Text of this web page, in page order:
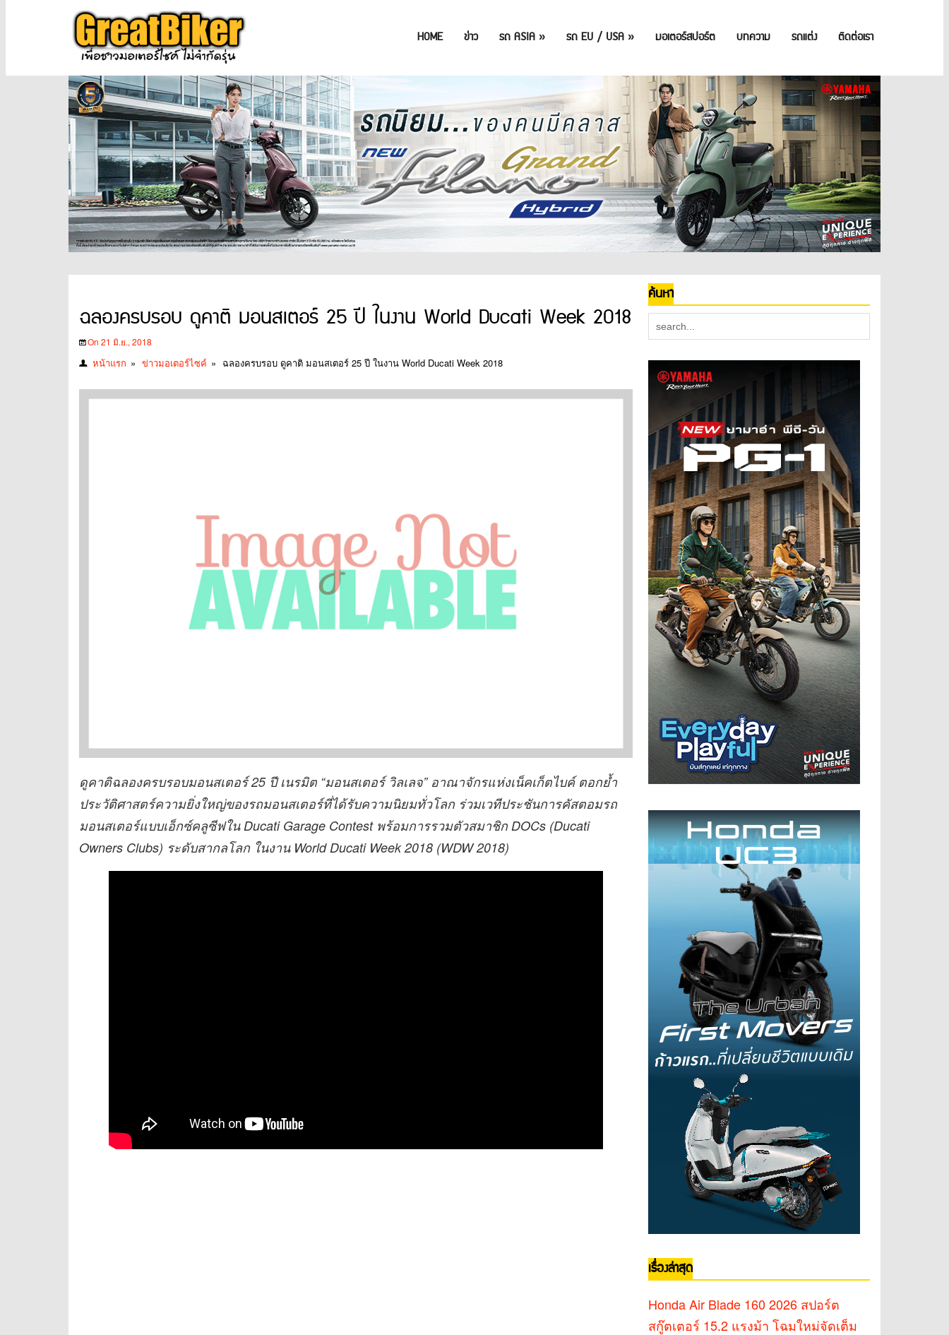
HOME ข่าว รถ ASIA » รถ EU / USA » มอเตอร์สปอร์ต บทความ รถแต่ง ติดต่อเรา
ฉลองครบรอบ ดูคาติ มอนสเตอร์ 25 ปี ในงาน World Ducati Week 2018
On 21 มิ.ย., 2018
หน้าแรก » ข่าวมอเตอร์ไซค์ » ฉลองครบรอบ ดูคาติ มอนสเตอร์ 25 ปี ในงาน World Ducati Week 2018
ดูคาติฉลองครบรอบมอนสเตอร์25 ปี เนรมิต “มอนสเตอร์ วิลเลจ” อาณาจักรแห่งเน็คเก็ตไบค์ ตอกย้ำ
ประวัติศาสตร์ความยิ่งใหญ่ของรถมอนสเตอร์ที่ได้รับความนิยมทั่วโลก ร่วมเวทีประชันการคัสตอมรถ
มอนสเตอร์แบบเอ็กซ์คลูซีฟใน Ducati Garage Contest พร้อมการรวมตัวสมาชิก DOCs (Ducati
Owners Clubs) ระดับสากลโลก ในงาน World Ducati Week 2018 (WDW 2018)
ค้นหา
เรื่องล่าสุด
Honda Air Blade 160 2026 สปอร์ต
สกู๊ตเตอร์ 15.2 แรงม้า โฉมใหม่จัดเต็ม